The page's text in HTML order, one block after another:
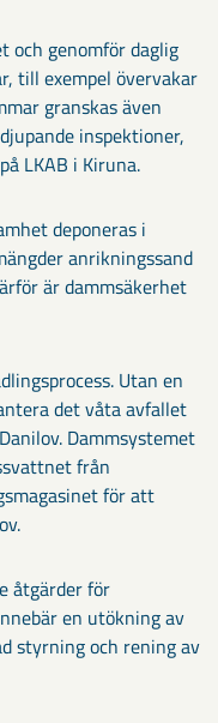
och genomför daglig
till exempel övervakar
granskas även
inspektioner,
LKAB i Kiruna.
deponeras i
anrikningssand
är dammsäkerhet
Utan en
det våta avfallet
Dammsystemet
från
för att
åtgärder för
en utökning av
styrning och rening av